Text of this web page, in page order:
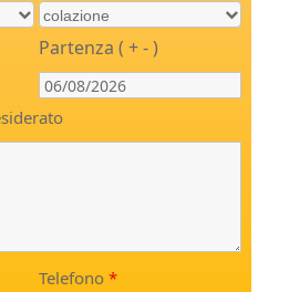
Partenza ( + - )
Telefono *